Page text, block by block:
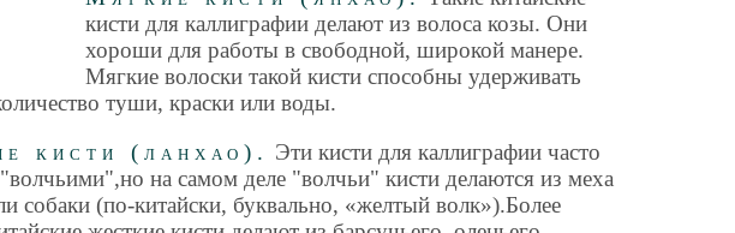
кисти для каллиграфии делают из волоса козы. Они
хороши для работы в свободной, широкой манере.
Мягкие волоски такой кисти способны удерживать
туши, краски или воды.
кисти (ланхао). Эти кисти для каллиграфии часто
на самом деле "волчьи" кисти делаются из меха
собаки (по-китайски, буквально, «желтый волк»).Более